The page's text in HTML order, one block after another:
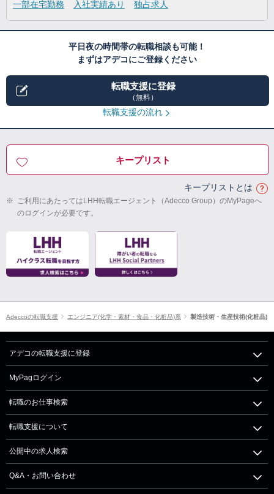
一部在宅勤務
入社実績あり 独占求人
平日夜の時間帯の転職相談も可能！
まずはアデコにご登録ください
転職支援に登録
（無料）
転職支援の流れ
キープリスト
キープリストとは
※ ご利用にあたってはLHH転職エージェント（Adecco Group）のMyPageへ
のログインが必要です。
Adeccoの転職支援 エンジニア(化学・素材・食品・化粧品)系 製造技術・生産技術(化粧品)
アデコの転職支援に登録
MyPagログイン
転職のお仕事検索
転職支援について
公開中の求人検索
Q&A・お問い合わせ